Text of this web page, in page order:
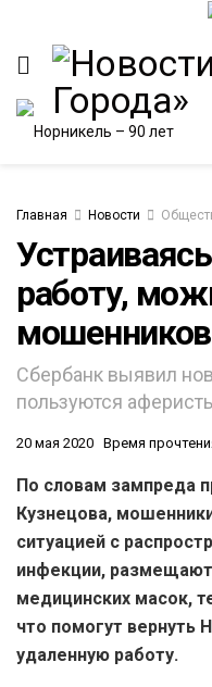
Главная Новости
работу,
мошенников
Сбербанк выявил
пользуются
20 мая 2020 Время
По словам зампреда
Кузнецова,
ситуацией с
инфекции,
медицинских масок,
что помогут вернуть
удаленную работу.